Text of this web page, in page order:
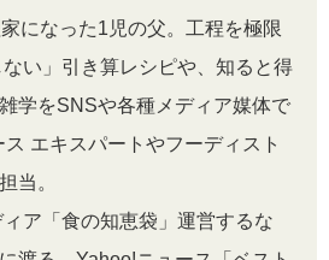
になった1児の父。工程を極限
い」引き算レシピや、知ると得
学をSNSや各種メディア媒体で
エキスパートやフーディスト
当。
ア「食の知恵袋」運営するな